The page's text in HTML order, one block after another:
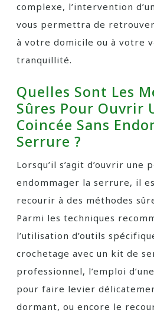
complexe, l’intervention
vous permettra de retrouver
à votre domicile ou à votre
tranquillité.
Quelles Sont Les
Sûres Pour Ouvrir
Coincée Sans
Serrure ?
Lorsqu’il s’agit d’ouvrir une
endommager la serrure, il
recourir à des méthodes
Parmi les techniques
l’utilisation d’outils
crochetage avec un kit de
professionnel, l’emploi
pour faire levier
dormant, ou encore le